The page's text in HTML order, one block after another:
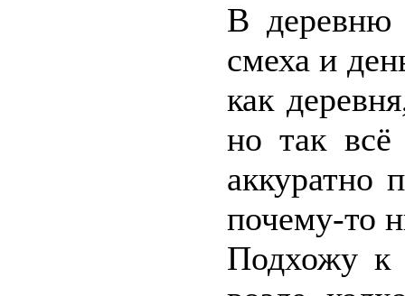
В деревню
смеха и
как
но так всё
аккуратно
почему-то
Подхожу к